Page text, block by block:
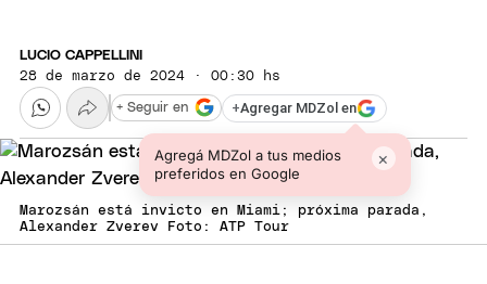
LUCIO CAPPELLINI
28 de marzo de 2024 · 00:30 hs
+Agregar MDZol en
Agregá MDZol a tus medios
preferidos en Google
×
+ Seguir en
Marozsán está invicto en Miami; próxima parada,
Alexander Zverev Foto: ATP Tour